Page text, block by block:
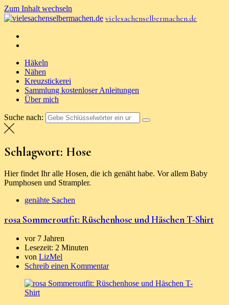
Zum Inhalt wechseln
vielesachenselbermachen.de
Häkeln
Nähen
Kreuzstickerei
Sammlung kostenloser Anleitungen
Über mich
Suche nach:
Schlagwort: Hose
Hier findet Ihr alle Hosen, die ich genäht habe. Vor allem Baby
Pumphosen und Strampler.
genähte Sachen
rosa Sommeroutfit: Rüschenhose und Häschen T-Shirt
vor 7 Jahren
Lesezeit: 2 Minuten
von LizMel
Schreib einen Kommentar